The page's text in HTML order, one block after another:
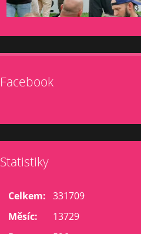
Facebook
Statistiky
Celkem: 331709
Měsíc:
13729